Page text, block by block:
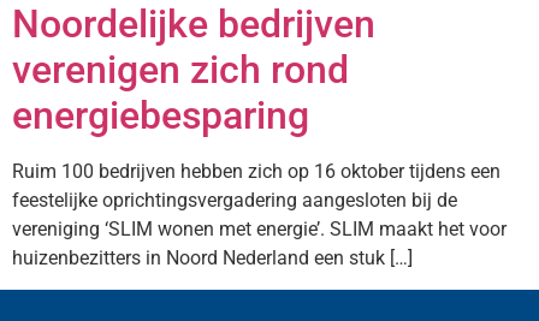
Noordelijke bedrijven
verenigen zich rond
energiebesparing
Ruim 100 bedrijven hebben zich op 16 oktober tijdens een
feestelijke oprichtingsvergadering aangesloten bij de
vereniging ‘SLIM wonen met energie’. SLIM maakt het voor
huizenbezitters in Noord Nederland een stuk […]